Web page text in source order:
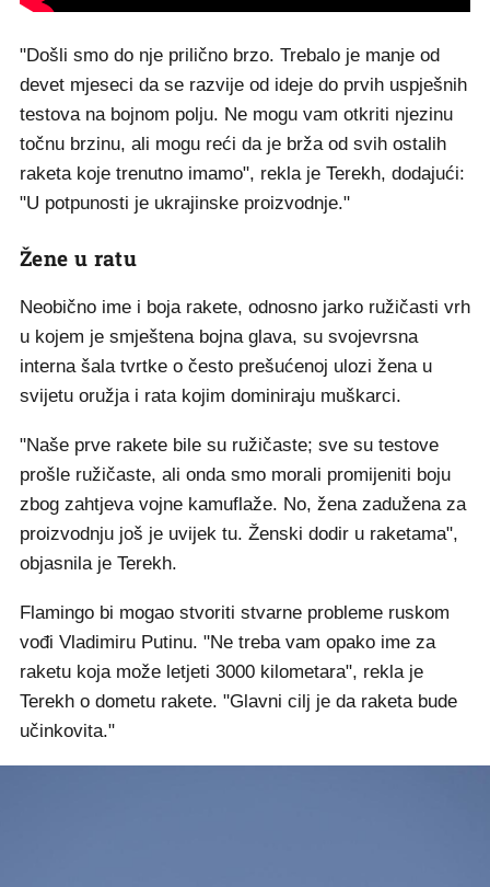
"Došli smo do nje prilično brzo. Trebalo je manje od
devet mjeseci da se razvije od ideje do prvih uspješnih
testova na bojnom polju. Ne mogu vam otkriti njezinu
točnu brzinu, ali mogu reći da je brža od svih ostalih
raketa koje trenutno imamo", rekla je Terekh, dodajući:
"U potpunosti je ukrajinske proizvodnje."
Žene u ratu
Neobično ime i boja rakete, odnosno jarko ružičasti vrh
u kojem je smještena bojna glava, su svojevrsna
interna šala tvrtke o često prešućenoj ulozi žena u
svijetu oružja i rata kojim dominiraju muškarci.
"Naše prve rakete bile su ružičaste; sve su testove
prošle ružičaste, ali onda smo morali promijeniti boju
zbog zahtjeva vojne kamuflaže. No, žena zadužena za
proizvodnju još je uvijek tu. Ženski dodir u raketama",
objasnila je Terekh.
Flamingo bi mogao stvoriti stvarne probleme ruskom
vođi Vladimiru Putinu. "Ne treba vam opako ime za
raketu koja može letjeti 3000 kilometara", rekla je
Terekh o dometu rakete. "Glavni cilj je da raketa bude
učinkovita."